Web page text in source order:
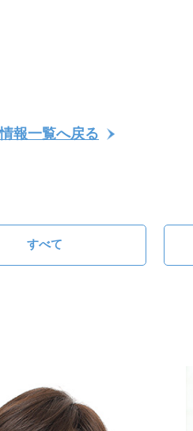
報一覧へ戻る
すべて